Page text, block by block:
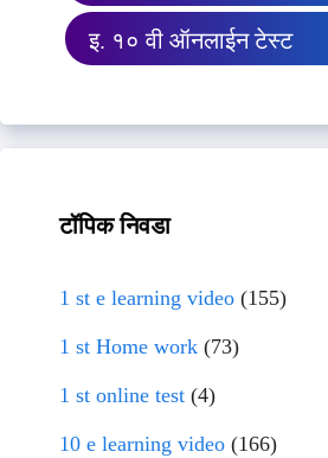
इ. १० वी ऑनलाईन टेस्ट
टॉपिक निवडा
1 st e learning video (155)
1 st Home work (73)
1 st online test (4)
10 e learning video (166)